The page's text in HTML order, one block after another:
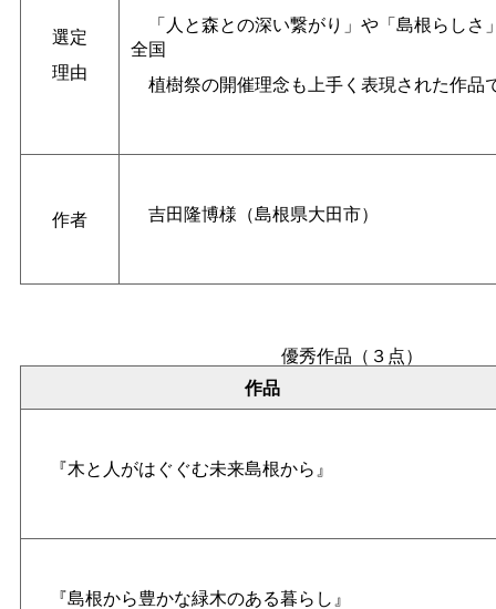
選定
理由
「人と森との深い繋がり」や「島根らしさ
全国
植樹祭の開催理念も上手く表現された作品
作者 吉田隆博様（島根県大田市）
優秀作品（３点）
作品
『木と人がはぐぐむ未来島根から』
『島根から豊かな緑木のある暮らし』